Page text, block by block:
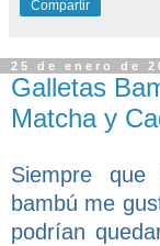
Compartir
25 de enero de
Galletas
Matcha y
Siempre
bambú me
podrían